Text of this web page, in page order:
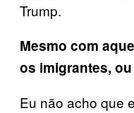
Trump.
Mesmo com
os imigrantes,
Eu não acho que